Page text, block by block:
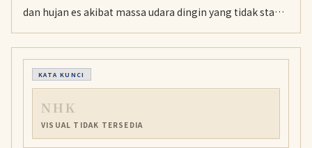
dan hujan es akibat massa udara dingin yang tidak stabil.
Badan Meteorologi Jepang memperingatkan potensi
banjir, tanah longsor, dan angin kencang di berbagai
wilayah Jepang.
KATA KUNCI
NHK
VISUAL TIDAK TERSEDIA